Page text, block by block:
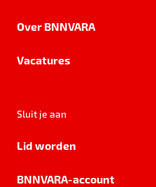
Over BNNVARA
Vacatures
Sluit je aan
Lid worden
BNNVARA-account